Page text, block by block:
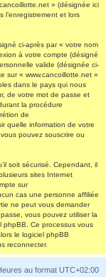
» (désignée ici
l’enregistrement et lors
ci-après par « votre nom
à votre compte (désigné
valide (désignée ci-
sur « www.cancoillotte.net »
dans le pays qui nous
de votre mot de passe et
la procédure
de
quelle information de votre
pouvez souscrire ou
soit sécurisé. Cependant, il
sites Internet
sur
cas une personne affiliée
ne peut vous demander
vous pouvez utiliser la
phpBB. Ce processus vous
le logiciel phpBB
reconnecter.
au format UTC+02:00